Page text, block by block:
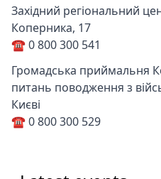
Західний регіональний
Коперника, 17
☎️ 0 800 300 541
Громадська приймальня
питань поводження з
Києві
☎️ 0 800 300 529